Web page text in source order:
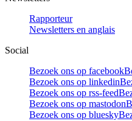
Rapporteur
Newsletters en anglais
Social
Bezoek ons op facebook
Bezoek ons op linkedin
Bezoek ons op rss-feed
Bezoek ons op mastodon
Bezoek ons op bluesky